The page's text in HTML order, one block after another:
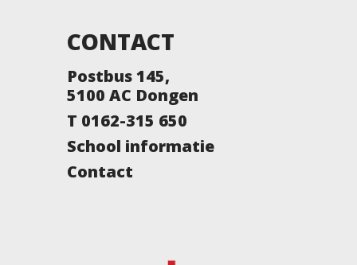
CONTACT
Postbus 145,
5100 AC Dongen
T 0162-315 650
School informatie
Contact